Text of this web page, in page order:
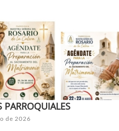
PARROQUIALES
de 2026